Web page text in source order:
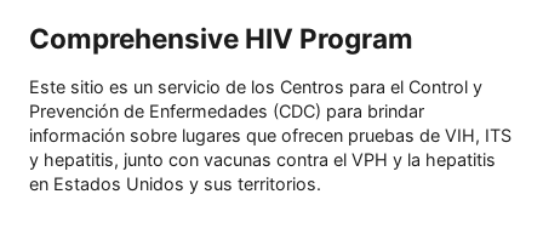
Comprehensive HIV Program
Este sitio es un servicio de los Centros para el Control y
Prevención de Enfermedades (CDC) para brindar
información sobre lugares que ofrecen pruebas de VIH, ITS
y hepatitis, junto con vacunas contra el VPH y la hepatitis
en Estados Unidos y sus territorios.